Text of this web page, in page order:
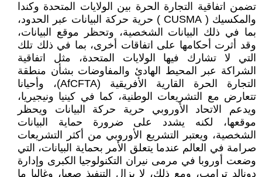
تضمن اتفاقية التجارة الحرة بين الولايات المتحدة وكندا
والمكسيك ( CUSMA ) حرية حركة البيانات عبر الحدود،
بما في ذلك البيانات الشخصية، وتحظر موقع البيانات،
وقد أثرت أحكامها على اتفاقات أخرى، بما في ذلك تلك
التي لا تشارك فيها الولايات المتحدة، مثل اتفاقية
الشراكة عبر المحيط الهادئ والمفاوضات بشأن منطقة
التجارة الحرة القارية الأفريقية (AfCFTA)، وأحيانا
تتعارض مع التشريعات الوطنية، كما في كينيا ونيجيريا،
ويدعم الاتحاد الأوروبي حرية حركة البيانات ويحظر
موقعها، لكنه يشدد على ضرورة حماية البيانات
الشخصية، ويعتبر التشريع الأوروبي من أكثر التشريعات
صرامة في العالم عندما يتعلق الأمر بحماية البيانات، التي
وضعت أوروبا في مرمى نيران التكنولوجيا الكبرى وإدارة
دونالد ترامب، ومع ذلك، لا يزال التنفيذ صعبا، وغالبا ما